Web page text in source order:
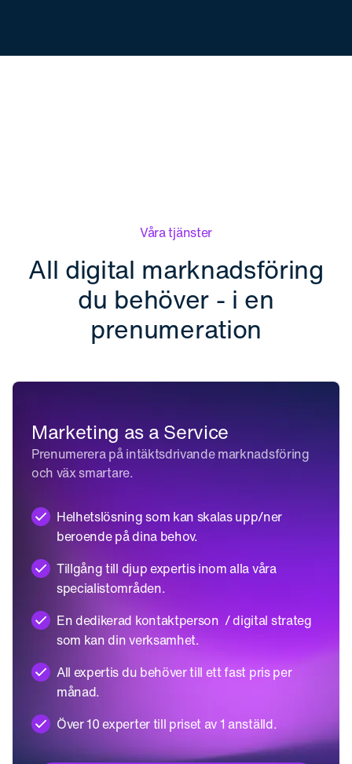
Våra tjänster
All digital marknadsföring
du behöver - i en
prenumeration
Marketing as a Service
Prenumerera på intäktsdrivande marknadsföring
och väx smartare.
Helhetslösning som kan skalas upp/ner
beroende på dina behov.
Tillgång till djup expertis inom alla våra
specialistområden.
En dedikerad kontaktperson / digital strateg
som kan din verksamhet.
All expertis du behöver till ett fast pris per
månad.
Över 10 experter till priset av 1 anställd.